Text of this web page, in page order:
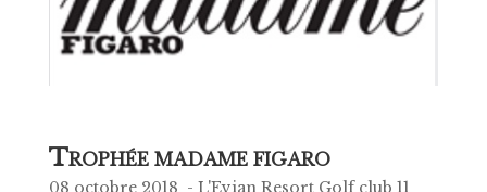
TROPHÉE MADAME FIGARO
08 octobre 2018 - L'Evian Resort Golf club 11